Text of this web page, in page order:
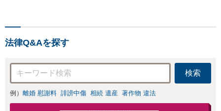
【地域密着】
法律Q&Aを探す
検索
例） 離婚 慰謝料 誹謗中傷 相続 遺産 著作物 違法